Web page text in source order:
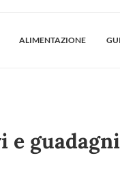
ALIMENTAZIONE
e